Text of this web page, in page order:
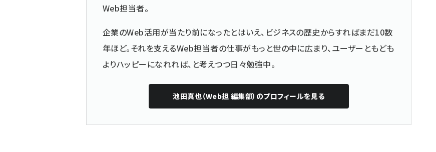
Web担当者。
企業のWeb活用が当たり前になったとはいえ、ビジネスの歴史からすればまだ10数
年ほど。それを支えるWeb担当者の仕事がもっと世の中に広まり、ユーザーともども
よりハッピーになれれば、と考えつつ日々勉強中。
池田真也（Web担 編集部） のプロフィールを見る